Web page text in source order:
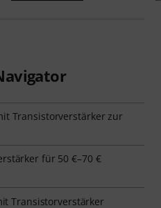
Transistorverstärker zur
für 50 €–70 €
Transistorverstärker